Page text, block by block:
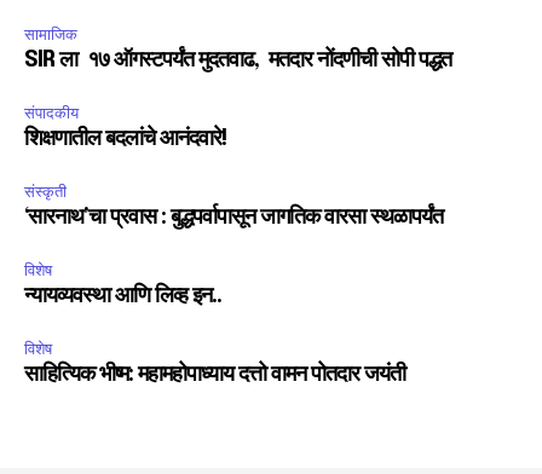
सामाजिक
SIR ला १७ ऑगस्टपर्यंत मुदतवाढ, मतदार नोंदणीची सोपी पद्धत
संपादकीय
शिक्षणातील बदलांचे आनंदवारे!
संस्कृती
‘सारनाथ’चा प्रवास : बुद्धपर्वापासून जागतिक वारसा स्थळापर्यंत
विशेष
न्यायव्यवस्था आणि लिव्ह इन..
विशेष
साहित्यिक भीष्म: महामहोपाध्याय दत्तो वामन पोतदार जयंती